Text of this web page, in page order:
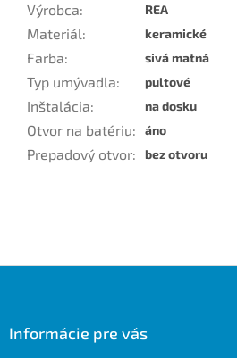
Výrobca: REA
Materiál: keramické
Farba: sivá matná
Typ umývadla: pultové
Inštalácia: na dosku
Otvor na batériu: áno
Prepadový otvor: bez otvoru
Informácie pre vás